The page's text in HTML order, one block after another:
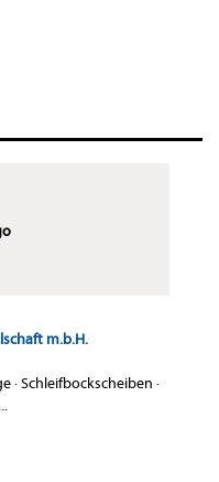
m.b.H.
·Schleifbockscheiben ·